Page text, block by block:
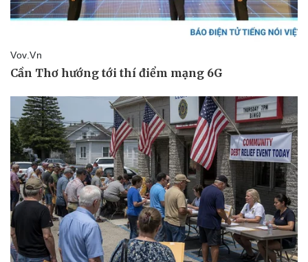
Bóng đá
Lịch thi đấu bóng đá
eSports
Hậu trường
Ô tô - Xe máy
Xe máy
Tư vấn